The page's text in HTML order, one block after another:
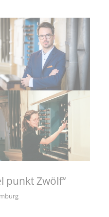
punkt Zwölf“